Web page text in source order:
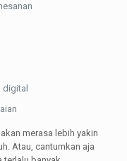
merasa lebih yakin
Atau, cantumkan aja